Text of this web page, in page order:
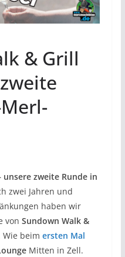
& Grill
unsere zweite Runde in
zwei Jahren und
haben wir
von Sundown Walk &
beim ersten Mal
Mitten in Zell.